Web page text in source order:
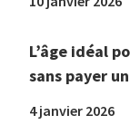
L’âge idéal
sans payer
4 janvier 2026